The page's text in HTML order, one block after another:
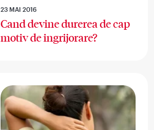
23 MAI 2016
Cand devine durerea de cap
motiv de ingrijorare?